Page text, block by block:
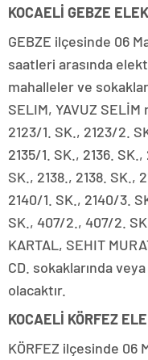
KOCAELİ GEBZE
GEBZE ilçesinde 06
saatleri arasında
mahalleler ve
SELIM, YAVUZ
2123/1. SK., 2123/2.
2135/1. SK., 2136.
SK., 2138., 2138. SK.,
2140/1. SK., 2140/3.
SK., 407/2., 407/2.
KARTAL, SEHIT
CD. sokaklarında
olacaktır.
KOCAELİ KÖRFEZ
KÖRFEZ ilçesinde 06